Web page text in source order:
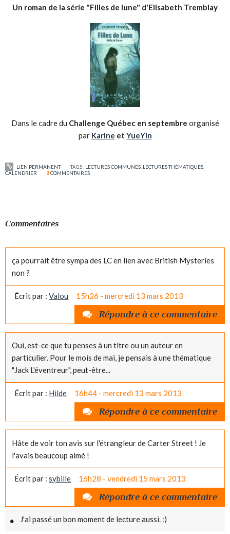
Un roman de la série "Filles de lune" d'Elisabeth Tremblay
Dans le cadre du Challenge Québec en septembre organisé
par Karine et YueYin
LIEN PERMANENT TAGS : LECTURES COMMUNES, LECTURES THÉMATIQUES,
CALENDRIER
8COMMENTAIRES
Commentaires
ça pourrait être sympa des LC en lien avec British Mysteries
non ?
Écrit par :Valou 15h26 - mercredi 13 mars 2013
Répondre à ce commentaire
Oui, est-ce que tu penses à un titre ou un auteur en
particulier. Pour le mois de mai, je pensais à une thématique
"Jack L'éventreur", peut-être...
Écrit par : Hilde 16h44- mercredi 13 mars 2013
Répondre à ce commentaire
Hâte de voir ton avis sur l'étrangleur de Carter Street ! Je
l'avais beaucoup aimé !
Écrit par :sybille 16h28 - vendredi 15 mars 2013
Répondre à ce commentaire
J'ai passé un bon moment de lecture aussi. :)